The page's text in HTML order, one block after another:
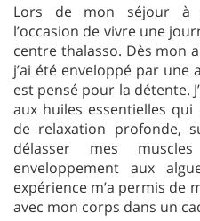
Lors de mon séjour à
l’occasion de vivre une
centre thalasso. Dès mon
j’ai été enveloppé par
est pensé pour la détente.
aux huiles essentielles
de relaxation profonde,
délasser mes
enveloppement aux
expérience m’a permis de
avec mon corps dans un